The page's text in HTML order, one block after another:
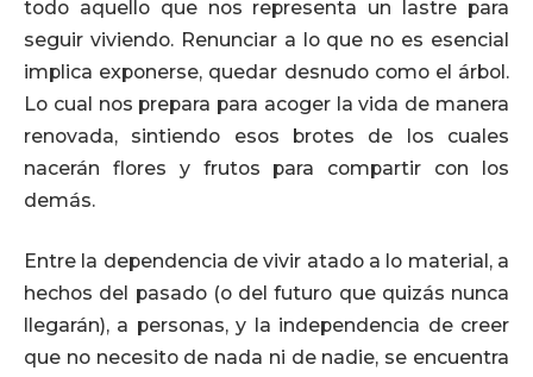
todo aquello que nos representa un lastre para
seguir viviendo. Renunciar a lo que no es esencial
implica exponerse, quedar desnudo como el árbol.
Lo cual nos prepara para acoger la vida de manera
renovada, sintiendo esos brotes de los cuales
nacerán flores y frutos para compartir con los
demás.
Entre la dependencia de vivir atado a lo material, a
hechos del pasado (o del futuro que quizás nunca
llegarán), a personas, y la independencia de creer
que no necesito de nada ni de nadie, se encuentra